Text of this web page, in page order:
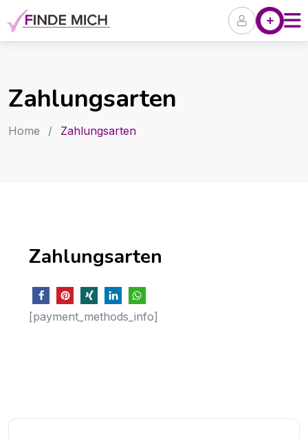
to
content
Angebote
Zahlungsarten
Home / Zahlungsarten
Zahlungsarten
[payment_methods_info]